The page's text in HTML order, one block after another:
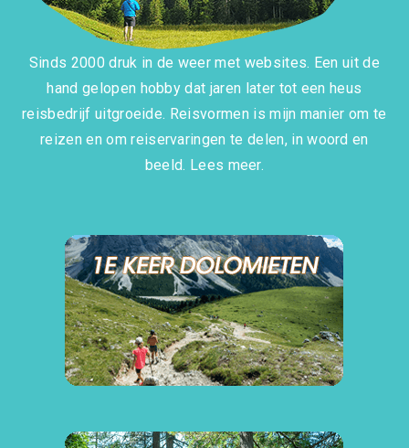
Sinds 2000 druk in de weer met websites. Een uit de
hand gelopen hobby dat jaren later tot een heus
reisbedrijf uitgroeide. Reisvormen is mijn manier om te
reizen en om reiservaringen te delen, in woord en
beeld. Lees meer.